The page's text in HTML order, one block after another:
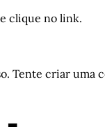
clique no link.
Tente criar uma